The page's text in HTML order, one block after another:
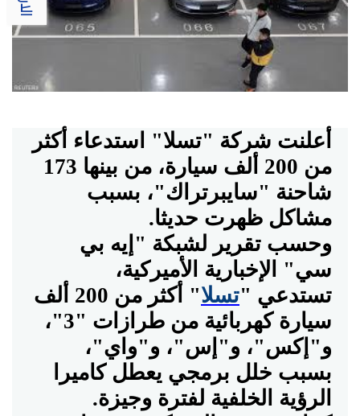
أعلنت شركة "تسلا" استدعاء أكثر
من 200 ألف سيارة، من بينها 173
شاحنة "سايبرتراك"، بسبب
مشاكل ظهرت حديثا.
وحسب تقرير لشبكة "إيه بي
سي" الإخبارية الأميركية،
تستدعي
"تسلا"
أكثر من 200 ألف
سيارة كهربائية من طرازات "3"،
و"إكس"، و"إس"، و"واي"،
بسبب خلل برمجي يعطل كاميرا
الرؤية الخلفية لفترة وجيزة.